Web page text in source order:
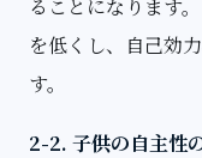
ることになります
を低くし、自己効
す。
2-2. 子供の自主性